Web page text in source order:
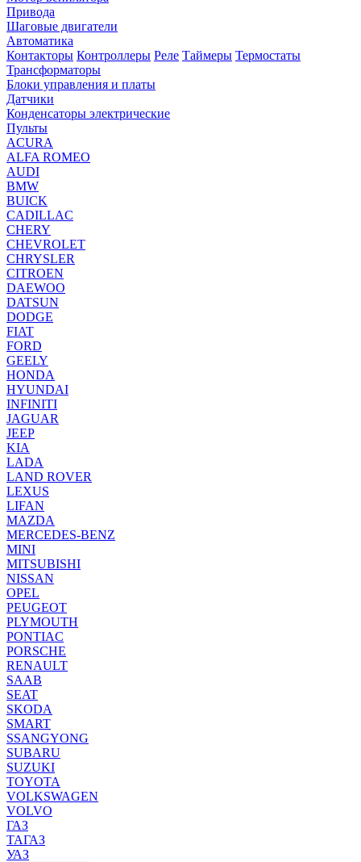
Привода
Шаговые двигатели
Автоматика
Контакторы Контроллеры Реле Таймеры Термостаты
Трансформаторы
Блоки управления и платы
Датчики
Конденсаторы электрические
Пульты
ACURA
ALFA ROMEO
AUDI
BMW
BUICK
CADILLAC
CHERY
CHEVROLET
CHRYSLER
CITROEN
DAEWOO
DATSUN
DODGE
FIAT
FORD
GEELY
HONDA
HYUNDAI
INFINITI
JAGUAR
JEEP
KIA
LADA
LAND ROVER
LEXUS
LIFAN
MAZDA
MERCEDES-BENZ
MINI
MITSUBISHI
NISSAN
OPEL
PEUGEOT
PLYMOUTH
PONTIAC
PORSCHE
RENAULT
SAAB
SEAT
SKODA
SMART
SSANGYONG
SUBARU
SUZUKI
TOYOTA
VOLKSWAGEN
VOLVO
ГАЗ
ТАГАЗ
УАЗ